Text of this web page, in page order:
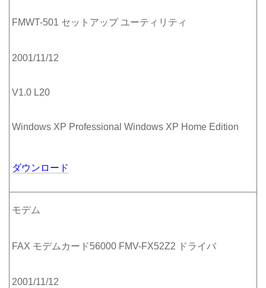
FMWT-501 セットアップ ユーティリティ
2001/11/12
V1.0 L20
Windows XP Professional Windows XP Home Edition
ダウンロード
モデム
FAX モデムカード56000 FMV-FX52Z2 ドライバ
2001/11/12